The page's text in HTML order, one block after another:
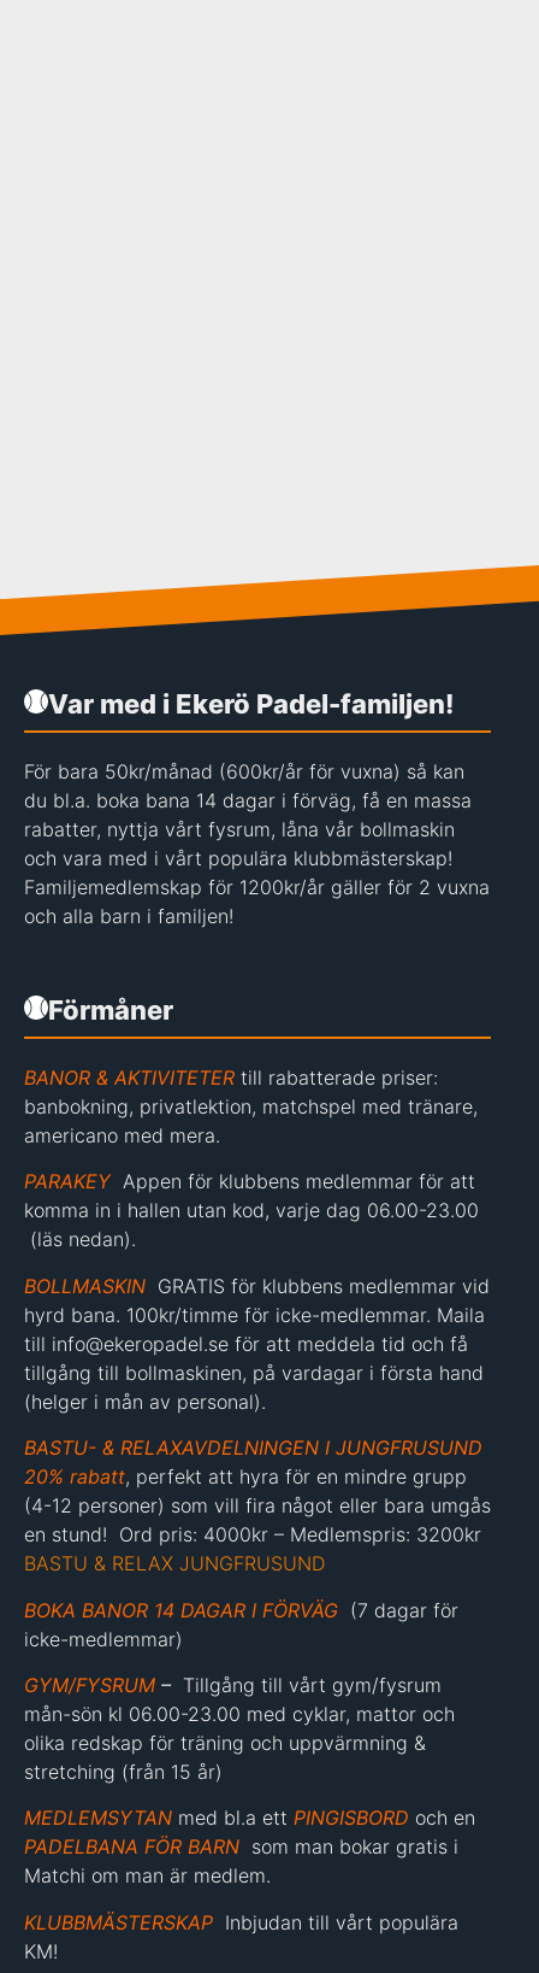
Var med i Ekerö Padel-familjen!
För bara 50kr/månad (600kr/år för vuxna) så kan
du bl.a. boka bana 14 dagar i förväg, få en massa
rabatter, nyttja vårt fysrum, låna vår bollmaskin
och vara med i vårt populära klubbmästerskap!
Familjemedlemskap för 1200kr/år gäller för 2 vuxna
och alla barn i familjen!
Förmåner
BANOR & AKTIVITETER till rabatterade priser:
banbokning, privatlektion, matchspel med tränare,
americano med mera.
PARAKEY Appen för klubbens medlemmar för att
komma in i hallen utan kod, varje dag 06.00-23.00
(läs nedan).
BOLLMASKIN GRATIS för klubbens medlemmar vid
hyrd bana. 100kr/timme för icke-medlemmar. Maila
till info@ekeropadel.se för att meddela tid och få
tillgång till bollmaskinen, på vardagar i första hand
(helger i mån av personal).
BASTU- & RELAXAVDELNINGEN I JUNGFRUSUND
20% rabatt, perfekt att hyra för en mindre grupp
(4-12 personer) som vill fira något eller bara umgås
en stund! Ord pris: 4000kr – Medlemspris: 3200kr
BASTU & RELAX JUNGFRUSUND
BOKA BANOR 14 DAGAR I FÖRVÄG (7 dagar för
icke-medlemmar)
GYM/FYSRUM – Tillgång till vårt gym/fysrum
mån-sön kl 06.00-23.00 med cyklar, mattor och
olika redskap för träning och uppvärmning &
stretching (från 15 år)
MEDLEMSYTAN med bl.a ett PINGISBORD och en
PADELBANA FÖR BARN som man bokar gratis i
Matchi om man är medlem.
KLUBBMÄSTERSKAP Inbjudan till vårt populära
KM!